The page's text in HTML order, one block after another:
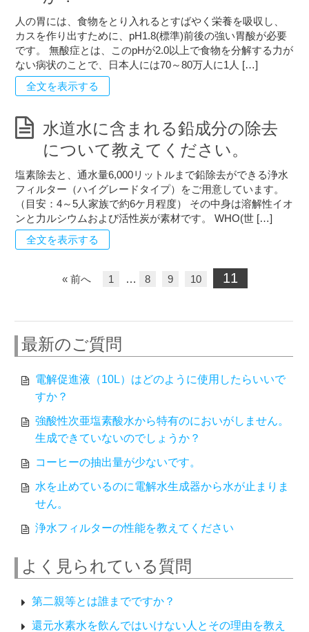
人の胃には、食物をとり入れるとすばやく栄養を吸収し、
カスを作り出すために、pH1.8(標準)前後の強い胃酸が必要
です。 無酸症とは、このpHが2.0以上で食物を分解する力が
ない病状のことで、日本人には70～80万人に1人 […]
全文を表示する
水道水に含まれる鉛成分の除去
について教えてください。
塩素除去と、通水量6,000リットルまで鉛除去ができる浄水
フィルター（ハイグレードタイプ）をご用意しています。
（目安：4～5人家族で約6ケ月程度） その中身は溶解性イオ
ンと力ルシウムおよび活性炭が素材です。 WHO(世 […]
全文を表示する
« 前へ 1 … 8 9 10 11
最新のご質問
電解促進液（10L）はどのように使用したらいいで
すか？
強酸性次亜塩素酸水から特有のにおいがしません。
生成できていないのでしょうか？
コーヒーの抽出量が少ないです。
水を止めているのに電解水生成器から水が止まりま
せん。
浄水フィルターの性能を教えてください
よく見られている質問
第二親等とは誰までですか？
還元水素水を飲んではいけない人とその理由を教え